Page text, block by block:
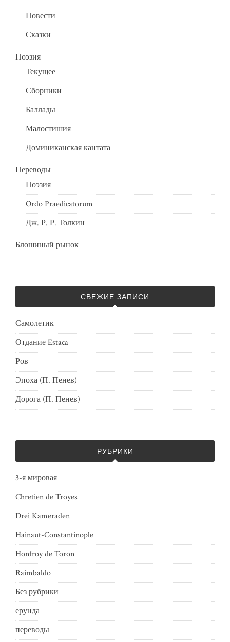
Повести
Сказки
Поэзия
Текущее
Сборники
Баллады
Малостишия
Доминиканская кантата
Переводы
Поэзия
Ordo Praedicatorum
Дж. Р. Р. Толкин
Блошиный рынок
СВЕЖИЕ ЗАПИСИ
Самолетик
Отдание Estaca
Ров
Эпоха (П. Пенев)
Дорога (П. Пенев)
РУБРИКИ
3-я мировая
Chretien de Troyes
Drei Kameraden
Hainaut-Constantinople
Honfroy de Toron
Raimbaldo
Без рубрики
ерунда
переводы